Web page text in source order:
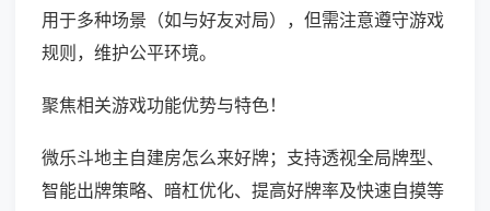
用于多种场景（如与好友对局），但需注意遵守游戏
规则，维护公平环境。
聚焦相关游戏功能优势与特色！
微乐斗地主自建房怎么来好牌；支持透视全局牌型、
智能出牌策略、暗杠优化、提高好牌率及快速自摸等